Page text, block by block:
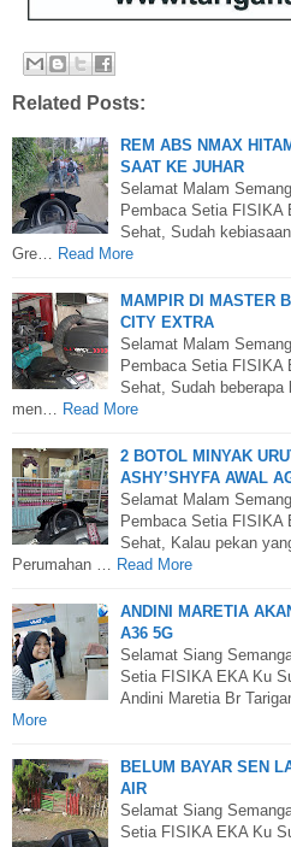
Related Posts:
REM ABS NMAX
SAAT KE JUHAR
Selamat Malam
Pembaca Setia FISIKA
Sehat, Sudah
Gre… Read More
MAMPIR DI MASTER
CITY EXTRA
Selamat Malam
Pembaca Setia FISIKA
Sehat, Sudah beberapa
men… Read More
2 BOTOL MINYAK
ASHY’SHYFA AWAL
Selamat Malam
Pembaca Setia FISIKA
Sehat, Kalau pekan
Perumahan … Read More
ANDINI MARETIA
A36 5G
Selamat Siang
Setia FISIKA EKA Ku
Andini Maretia Br
More
BELUM BAYAR SEN
AIR
Selamat Siang
Setia FISIKA EKA Ku